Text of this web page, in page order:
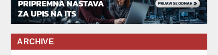
ARCHIVE